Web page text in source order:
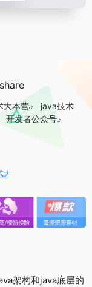
大本营
java技术
开发者公众号
API聚合平台
架构和java底层的